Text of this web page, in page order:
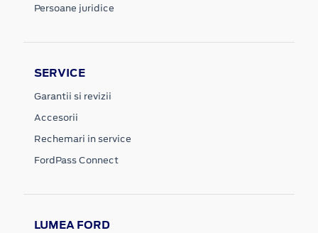
Persoane juridice
SERVICE
Garantii si revizii
Accesorii
Rechemari in service
FordPass Connect
LUMEA FORD